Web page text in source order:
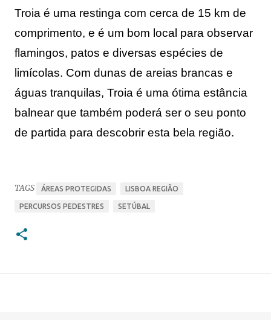
Troia é uma restinga com cerca de 15 km de
comprimento, e é um
flamingos
limícolas. Com dunas de areias brancas e
águas tranquilas, Troia é uma ótima estância
balnear que também poderá ser o seu ponto
de partida para descobrir esta bela região.
TAGS ÁREAS PROTEGIDAS LISBOA REGIÃO
PERCURSOS PEDESTRES SETÚBAL